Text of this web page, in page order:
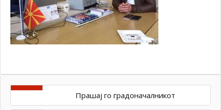
Прашај го градоначалникот